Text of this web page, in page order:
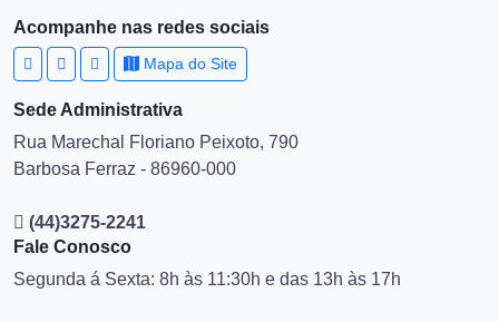
Acompanhe nas redes sociais
Mapa do Site
Sede Administrativa
Rua Marechal Floriano Peixoto, 790
Barbosa Ferraz - 86960-000
(44)3275-2241
Fale Conosco
Segunda á Sexta: 8h às 11:30h e das 13h às 17h